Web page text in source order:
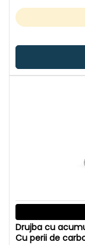
Drujba cu
Cu perii de